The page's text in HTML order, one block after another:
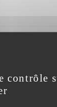
Sa
180 gr/
tient
contrôle